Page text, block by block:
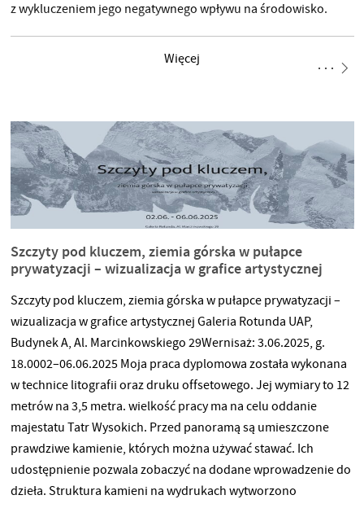
z wykluczeniem jego negatywnego wpływu na środowisko.
Więcej
Szczyty pod kluczem, ziemia górska w pułapce
prywatyzacji – wizualizacja w grafice artystycznej
Szczyty pod kluczem, ziemia górska w pułapce prywatyzacji –
wizualizacja w grafice artystycznej Galeria Rotunda UAP,
Budynek A, Al. Marcinkowskiego 29Wernisaż: 3.06.2025, g.
18.0002–06.06.2025 Moja praca dyplomowa została wykonana
w technice litografii oraz druku offsetowego. Jej wymiary to 12
metrów na 3,5 metra. wielkość pracy ma na celu oddanie
majestatu Tatr Wysokich. Przed panoramą są umieszczone
prawdziwe kamienie, których można używać stawać. Ich
udostępnienie pozwala zobaczyć na dodane wprowadzenie do
dzieła. Struktura kamieni na wydrukach wytworzono